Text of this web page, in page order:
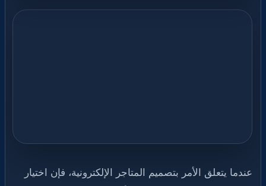
عندما يتعلق الأمر بتصميم المتاجر الإلكترونية، فإن اختيار